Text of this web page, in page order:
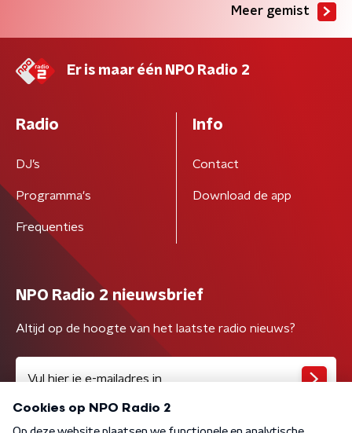
Meer gemist
Er is maar één NPO Radio 2
Radio
DJ’s
Programma's
Frequenties
Info
Contact
Download de app
NPO Radio 2 nieuwsbrief
Altijd op de hoogte van het laatste radio nieuws?